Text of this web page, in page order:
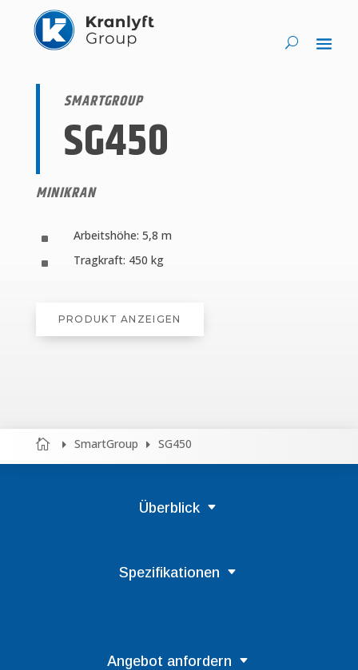
SMARTGROUP
SG450
MINIKRAN
^ Arbeitshöhe: 5,8 m
^ Tragkraft: 450 kg
PRODUKT ANZEIGEN
  SmartGroup  SG450
Überblick
Spezifikationen
Angebot anfordern